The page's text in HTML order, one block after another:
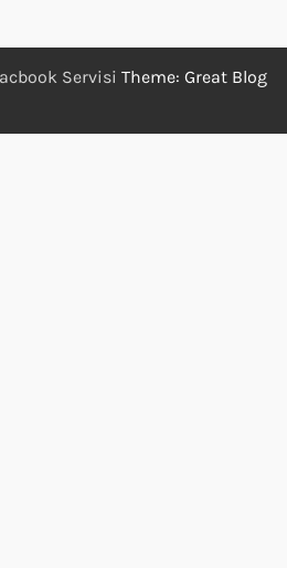
Servisi Theme: Great Blog